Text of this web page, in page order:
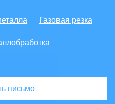
Газовая резка
письмо